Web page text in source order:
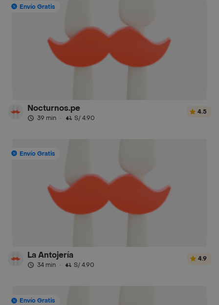
Envío Gratis
Nocturnos.pe
39 min · S/ 4.90
4.5
Envío Gratis
La Antojería
34 min · S/ 4.90
4.9
Envío Gratis